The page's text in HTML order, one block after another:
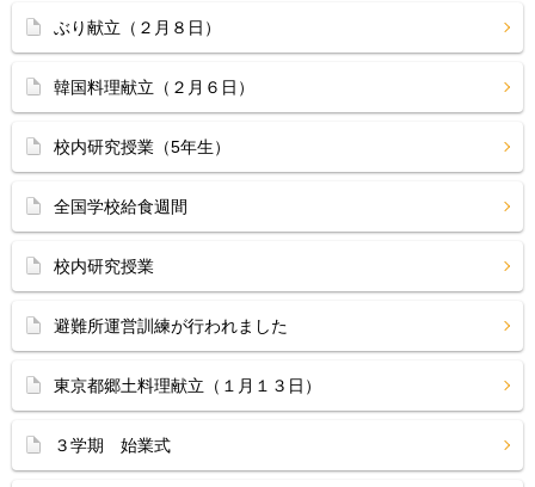
ぶり献立（２月８日）
韓国料理献立（２月６日）
校内研究授業（5年生）
全国学校給食週間
校内研究授業
避難所運営訓練が行われました
東京都郷土料理献立（１月１３日）
３学期 始業式